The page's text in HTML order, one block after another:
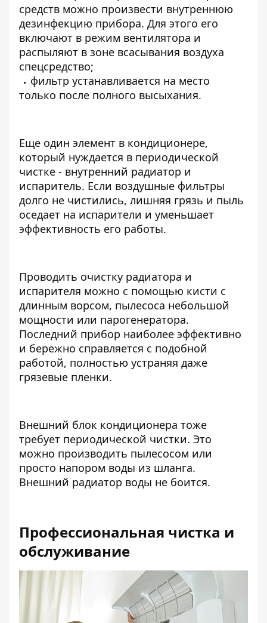
средств можно произвести внутреннюю
дезинфекцию прибора. Для этого его
включают в режим вентилятора и
распыляют в зоне всасывания воздуха
спецсредство;
фильтр устанавливается на место
только после полного высыхания.
Еще один элемент в кондиционере,
который нуждается в периодической
чистке - внутренний радиатор и
испаритель. Если воздушные фильтры
долго не чистились, лишняя грязь и пыль
оседает на испарители и уменьшает
эффективность его работы.
Проводить очистку радиатора и
испарителя можно с помощью кисти с
длинным ворсом, пылесоса небольшой
мощности или парогенератора.
Последний прибор наиболее эффективно
и бережно справляется с подобной
работой, полностью устраняя даже
грязевые пленки.
Внешний блок кондиционера тоже
требует периодической чистки. Это
можно производить пылесосом или
просто напором воды из шланга.
Внешний радиатор воды не боится.
Профессиональная чистка и
обслуживание